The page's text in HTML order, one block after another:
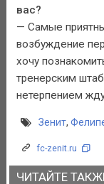
вас?
— Самые
возбуждение
хочу
тренерским
нетерпением
Зенит,
fc-zenit.ru
ЧИТАЙТЕ